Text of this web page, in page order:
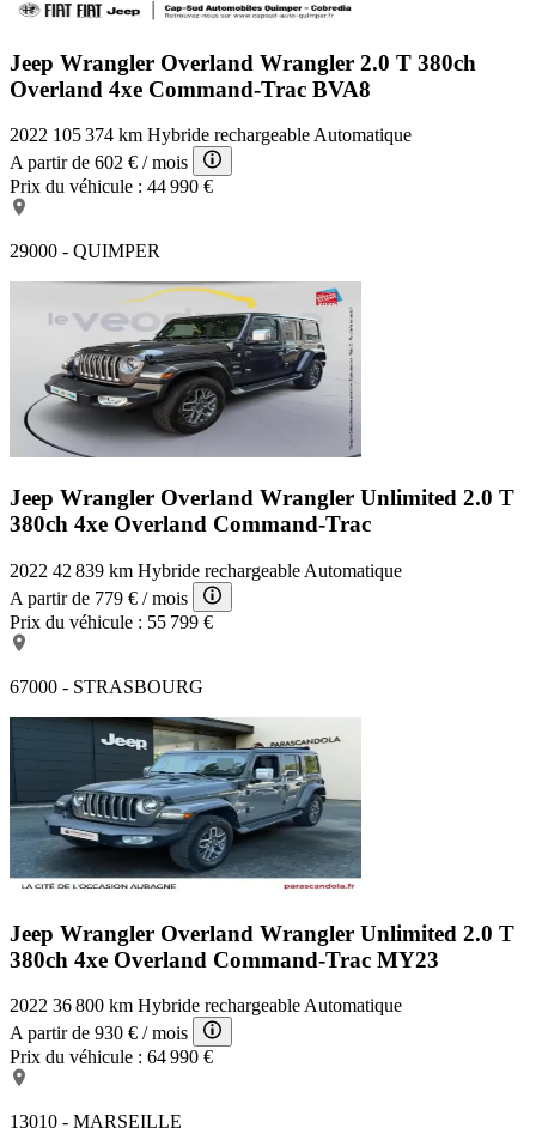
Jeep Wrangler Overland Wrangler 2.0 T 380ch
Overland 4xe Command-Trac BVA8
2022 105 374 km Hybride rechargeableAutomatique
A partir de 602 € / mois
Prix du véhicule : 44 990 €
29000 - QUIMPER
Jeep Wrangler Overland Wrangler Unlimited 2.0 T
380ch 4xe Overland Command-Trac
2022 42 839 km Hybride rechargeable Automatique
A partir de 779 € / mois
Prix du véhicule : 55 799 €
67000 - STRASBOURG
Jeep Wrangler Overland Wrangler Unlimited 2.0 T
380ch 4xe Overland Command-Trac MY23
2022 36 800 km Hybride rechargeable Automatique
A partir de 930 € / mois
Prix du véhicule : 64 990 €
13010 - MARSEILLE